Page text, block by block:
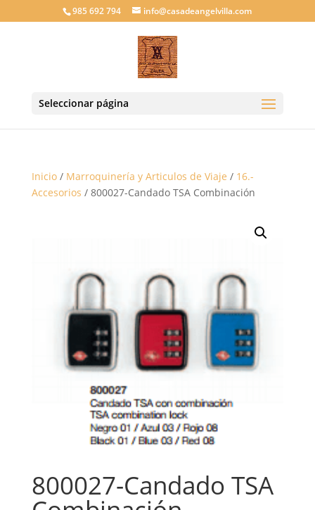
985 692 794 info@casadeangelvilla.com
Seleccionar página
Inicio/ Marroquinería y Articulos de Viaje / 16.-
Accesorios / 800027-Candado TSA Combinación
800027-Candado TSA